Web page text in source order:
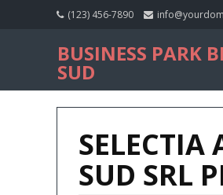
(123) 456-7890
BUSINESS PARK
SUD
SELECTIA
SUD SRL